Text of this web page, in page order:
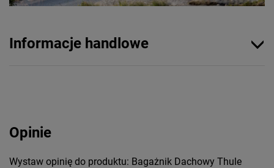
Informacje handlowe
Opinie
Wystaw opinię do produktu: Bagażnik Dachowy Thule